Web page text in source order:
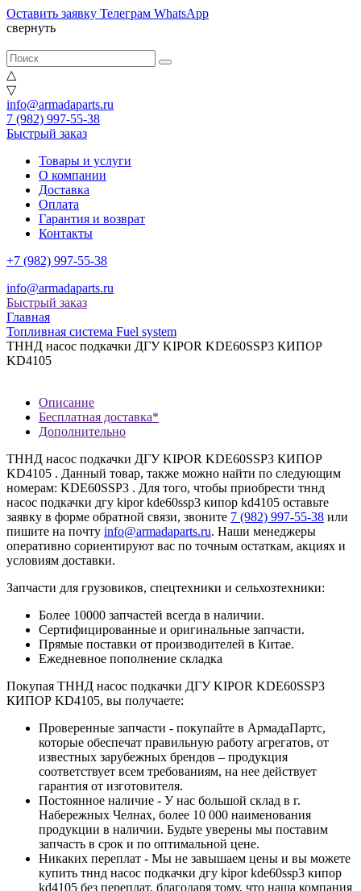
Оставить заявку Телеграм WhatsApp
свернуть
△
▽
info@armadaparts.ru
7 (982) 997-55-38
Быстрый заказ
Товары и услуги
О компании
Доставка
Оплата
Гарантия и возврат
Контакты
+7 (982) 997-55-38
info@armadaparts.ru
Быстрый заказ
Главная
Топливная система Fuel system
ТННД насос подкачки ДГУ KIPOR KDE60SSP3 КИПОР
KD4105
Описание
Бесплатная доставка*
Дополнительно
ТННД насос подкачки ДГУ KIPOR KDE60SSP3 КИПОР
KD4105 . Данный товар, также можно найти по следующим
номерам: KDE60SSP3 . Для того, чтобы приобрести тннд
насос подкачки дгу kipor kde60ssp3 кипор kd4105 оставьте
заявку в форме обратной связи, звоните 7 (982) 997-55-38 или
пишите на почту info@armadaparts.ru. Наши менеджеры
оперативно сориентируют вас по точным остаткам, акциях и
условиям доставки.
Запчасти для грузовиков, спецтехники и сельхозтехники:
Более 10000 запчастей всегда в наличии.
Сертифицированные и оригинальные запчасти.
Прямые поставки от производителей в Китае.
Ежедневное пополнение складка
Покупая ТННД насос подкачки ДГУ KIPOR KDE60SSP3
КИПОР KD4105, вы получаете:
Проверенные запчасти - покупайте в АрмадаПартс,
которые обеспечат правильную работу агрегатов, от
известных зарубежных брендов – продукция
соответствует всем требованиям, на нее действует
гарантия от изготовителя.
Постоянное наличие - У нас большой склад в г.
Набережных Челнах, более 10 000 наименования
продукции в наличии. Будьте уверены мы поставим
запчасть в срок и по оптимальной цене.
Никаких переплат - Мы не завышаем цены и вы можете
купить тннд насос подкачки дгу kipor kde60ssp3 кипор
kd4105 без переплат, благодаря тому, что наша компания